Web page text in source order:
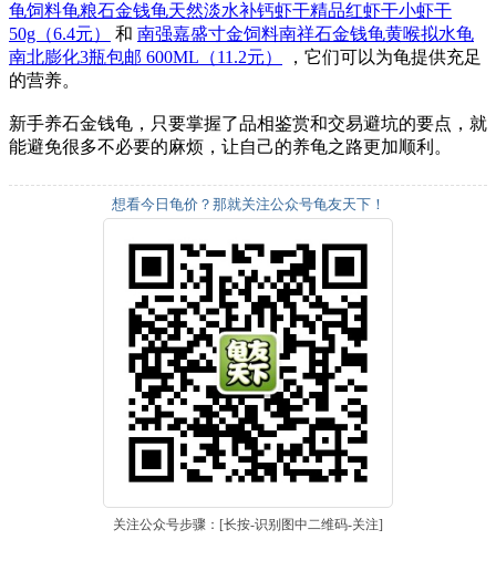
龟饲料龟粮石金钱龟天然淡水补钙虾干精品红虾干小虾干
50g（6.4元）
和 南强嘉盛寸金饲料南祥石金钱龟黄喉拟水龟
南北膨化3瓶包邮 600ML（11.2元）
，它们可以为龟提供充足
的营养。
新手养石金钱龟，只要掌握了品相鉴赏和交易避坑的要点，就
能避免很多不必要的麻烦，让自己的养龟之路更加顺利。
想看今日龟价？那就关注公众号龟友天下！
关注公众号步骤：[长按-识别图中二维码-关注]